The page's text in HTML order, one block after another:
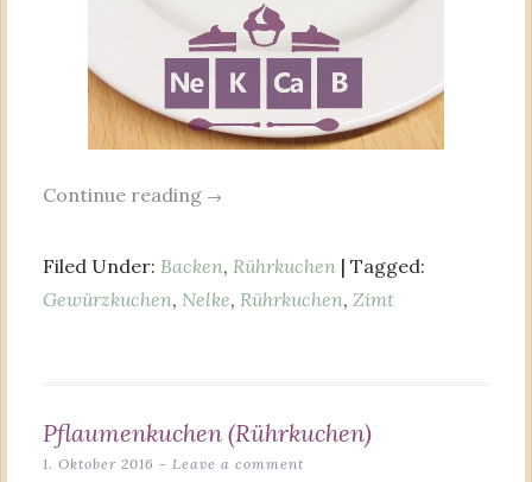
Continue reading →
Filed Under: Backen, Rührkuchen | Tagged:
Gewürzkuchen, Nelke, Rührkuchen, Zimt
Pflaumenkuchen (Rührkuchen)
1. Oktober 2016 Leave a comment